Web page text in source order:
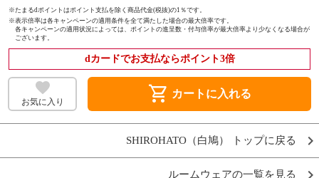
※たまるdポイントはポイント支払を除く商品代金(税抜)の1％です。
※表示倍率は各キャンペーンの適用条件を全て満たした場合の最大倍率です。
各キャンペーンの適用状況によっては、ポイントの進呈数・付与倍率が最大倍率より少なくなる場合が
ございます。
dカードでお支払ならポイント3倍
お気に入り shopping_cart カートに入れる
SHIROHATO（白鳩） トップに戻る
ルームウェアの一覧を見る